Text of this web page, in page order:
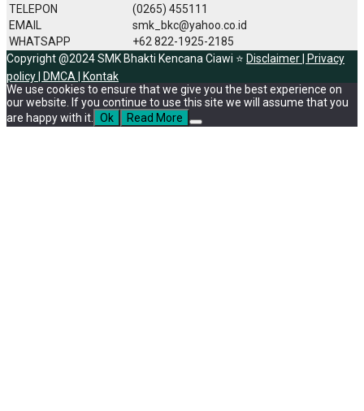
TELEPON
(0265) 455111
EMAIL
smk_bkc@yahoo.co.id
WHATSAPP
+62 822-1925-2185
Copyright @2024 SMK Bhakti Kencana Ciawi ⭐ Disclaimer |
Privacy
policy |
DMCA |
Kontak
We use cookies to ensure that we give you the best experience on
our website. If you continue to use this site we will assume that you
are happy with it.
Ok Read More